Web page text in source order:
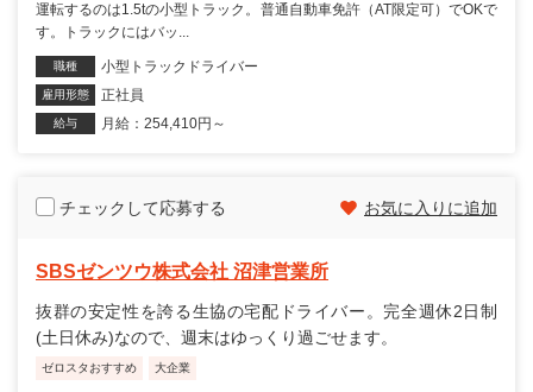
運転するのは1.5tの小型トラック。普通自動車免許（AT限定可）でOKで
す。トラックにはバッ...
職種 小型トラックドライバー
雇用形態 正社員
給与 月給：254,410円～
チェックして応募する お気に入りに追加
SBSゼンツウ株式会社 沼津営業所
抜群の安定性を誇る生協の宅配ドライバー。完全週休2日制
(土日休み)なので、週末はゆっくり過ごせます。
ゼロスタおすすめ 大企業